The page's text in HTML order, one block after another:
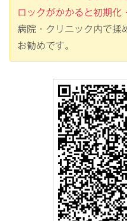
ロックがかかると初期化
病院・クリニック内で揉
お勧めです。